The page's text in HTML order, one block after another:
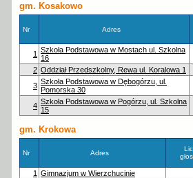
gm. Kosakowo
Nr Adres
1 Szkoła Podstawowa w Mostach ul. Szkolna
16
2 Oddział Przedszkolny, Rewa ul. Koralowa 1
3 Szkoła Podstawowa w Dębogórzu, ul.
Pomorska 30
4 Szkoła Podstawowa w Pogórzu, ul. Szkolna
15
gm. Krokowa
Nr Adres
1 Gimnazjum w Wierzchucinie